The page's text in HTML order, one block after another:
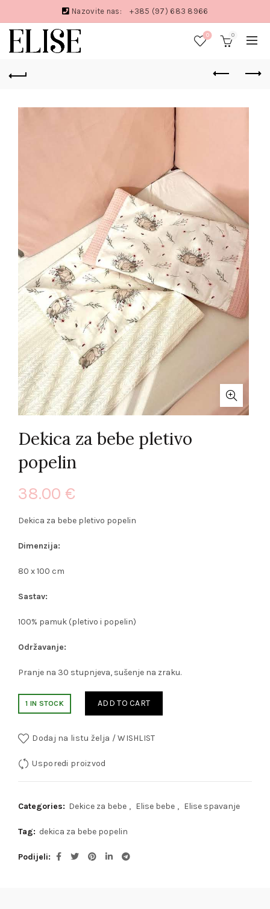
Nazovite nas: +385 (97) 683 8966
0 0
Dekica za bebe pletivo
popelin
38.00 €
Dekica za bebe pletivo popelin
Dimenzija:
80 x 100 cm
Sastav:
100% pamuk (pletivo i popelin)
Održavanje:
Pranje na 30 stupnjeva, sušenje na zraku.
1 IN STOCK ADD TO CART
Dodaj na listu želja / WISHLIST
Usporedi proizvod
Categories: Dekice za bebe , Elise bebe , Elise spavanje
Tag: dekica za bebe popelin
Podijeli